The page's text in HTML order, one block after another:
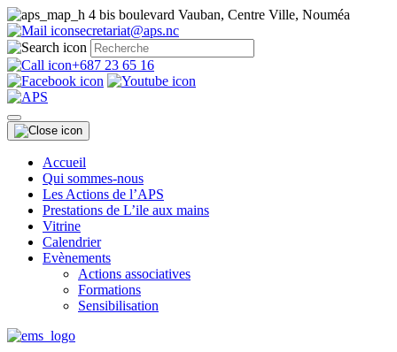
4 bis boulevard Vauban, Centre Ville, Nouméa
secretariat@aps.nc
+687 23 65 16
Accueil
Qui sommes-nous
Les Actions de l’APS
Prestations de L’ile aux mains
Vitrine
Calendrier
Evènements
Actions associatives
Formations
Sensibilisation